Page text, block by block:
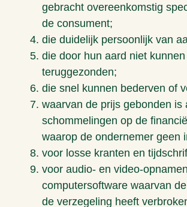
gebracht overeenkomstig
de consument;
die duidelijk persoonlijk van
die door hun aard niet
teruggezonden;
die snel kunnen bederven of
waarvan de prijs gebonden is
schommelingen op de
waarop de ondernemer geen
voor losse kranten en
voor audio- en video-
computersoftware waarvan
de verzegeling heeft